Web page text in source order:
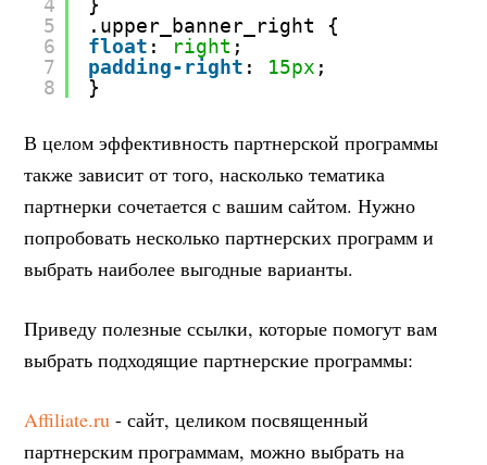
4
5
6
7
8
}
.upper_banner_right {
float : right ;
padding-right : 15px ;
}
В целом эффективность партнерской программы
также зависит от того, насколько тематика
партнерки сочетается с вашим сайтом. Нужно
попробовать несколько партнерских программ и
выбрать наиболее выгодные варианты.
Приведу полезные ссылки, которые помогут вам
выбрать подходящие партнерские программы:
Affiliate.ru - сайт, целиком посвященный
партнерским программам, можно выбрать на